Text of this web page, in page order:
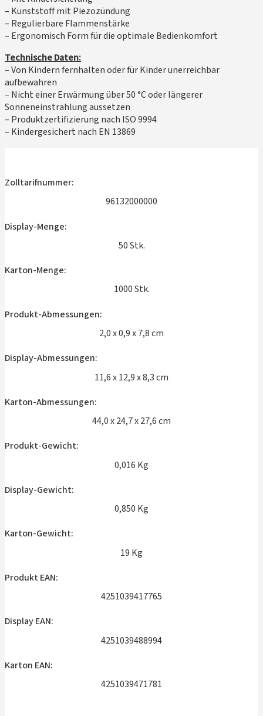
– Kunststoff mit Piezozündung
– Regulierbare Flammenstärke
– Ergonomisch Form für die optimale Bedienkomfort
Technische Daten:
– Von Kindern fernhalten oder für Kinder unerreichbar
aufbewahren
– Nicht einer Erwärmung über 50 °C oder längerer
Sonneneinstrahlung aussetzen
– Produktzertifizierung nach ISO 9994
– Kindergesichert nach EN 13869
Zolltarifnummer:
96132000000
Display-Menge:
50 Stk.
Karton-Menge:
1000 Stk.
Produkt-Abmessungen:
2,0 x 0,9 x 7,8 cm
Display-Abmessungen:
11,6 x 12,9 x 8,3 cm
Karton-Abmessungen:
44,0 x 24,7 x 27,6 cm
Produkt-Gewicht:
0,016 Kg
Display-Gewicht:
0,850 Kg
Karton-Gewicht:
19 Kg
Produkt EAN:
4251039417765
Display EAN:
4251039488994
Karton EAN:
4251039471781